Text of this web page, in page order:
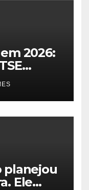
2026:
desafio
planejou
Ele